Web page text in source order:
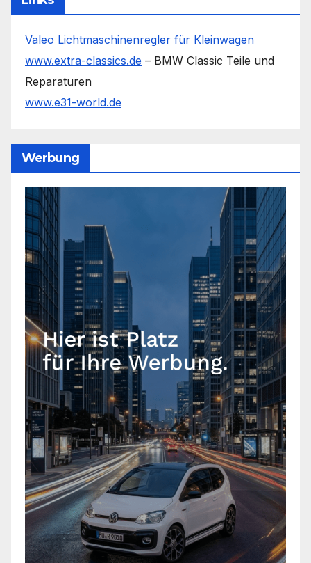
Valeo Lichtmaschinenregler für Kleinwagen
www.extra-classics.de – BMW Classic Teile und
Reparaturen
www.e31-world.de
Werbung